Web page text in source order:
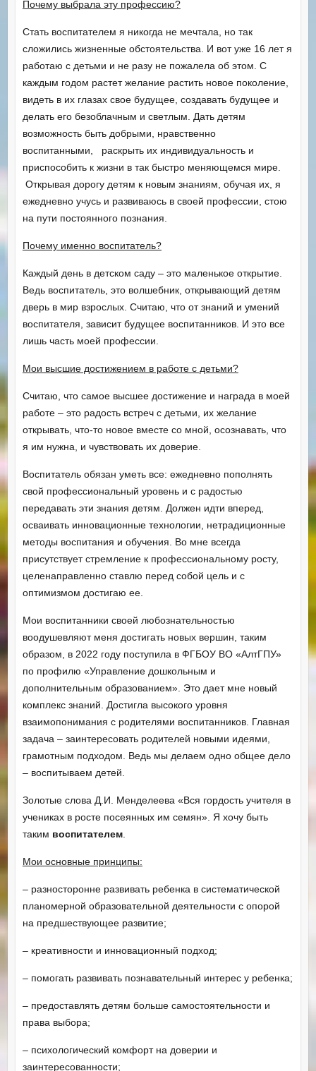
Почему выбрала эту профессию?
Стать воспитателем я никогда не мечтала, но так
сложились жизненные обстоятельства. И вот уже 16 лет я
работаю с детьми и не разу не пожалела об этом. С
каждым годом растет желание растить новое поколение,
видеть в их глазах свое будущее, создавать будущее и
делать его безоблачным и светлым. Дать детям
возможность быть добрыми, нравственно
воспитанными, раскрыть их индивидуальность и
приспособить к жизни в так быстро меняющемся мире.
Открывая дорогу детям к новым знаниям, обучая их, я
ежедневно учусь и развиваюсь в своей профессии, стою
на пути постоянного познания.
Почему именно воспитатель?
Каждый день в детском саду – это маленькое открытие.
Ведь воспитатель, это волшебник, открывающий детям
дверь в мир взрослых. Считаю, что от знаний и умений
воспитателя, зависит будущее воспитанников. И это все
лишь часть моей профессии.
Мои высшие достижением в работе с детьми?
Считаю, что самое высшее достижение и награда в моей
работе – это радость встреч с детьми, их желание
открывать, что-то новое вместе со мной, осознавать, что
я им нужна, и чувствовать их доверие.
Воспитатель обязан уметь все: ежедневно пополнять
свой профессиональный уровень и с радостью
передавать эти знания детям. Должен идти вперед,
осваивать инновационные технологии, нетрадиционные
методы воспитания и обучения. Во мне всегда
присутствует стремление к профессиональному росту,
целенаправленно ставлю перед собой цель и с
оптимизмом достигаю ее.
Мои воспитанники своей любознательностью
воодушевляют меня достигать новых вершин, таким
образом, в 2022 году поступила в ФГБОУ ВО «АлтГПУ»
по профилю «Управление дошкольным и
дополнительным образованием». Это дает мне новый
комплекс знаний. Достигла высокого уровня
взаимопонимания с родителями воспитанников. Главная
задача – заинтересовать родителей новыми идеями,
грамотным подходом. Ведь мы делаем одно общее дело
– воспитываем детей.
Золотые слова Д.И. Менделеева «Вся гордость учителя в
учениках в росте посеянных им семян». Я хочу быть
таким воспитателем.
Мои основные принципы:
– разносторонне развивать ребенка в систематической
планомерной образовательной деятельности с опорой
на предшествующее развитие;
– креативности и инновационный подход;
– помогать развивать познавательный интерес у ребенка;
– предоставлять детям больше самостоятельности и
права выбора;
– психологический комфорт на доверии и
заинтересованности;